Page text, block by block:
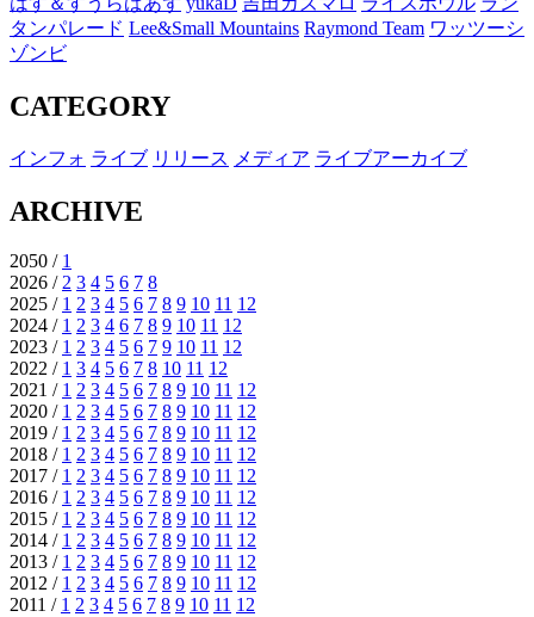
タンパレード Lee&Small Mountains Raymond Team ワッツーシ
ゾンビ
CATEGORY
インフォ ライブ リリース メディア ライブアーカイブ
ARCHIVE
2050 / 1
2026 /2 3 4 5 6 7 8
2025 / 1 2 3 4 5 6 7 8 9 10 11 12
2024 / 1 2 3 4 6 7 8 9 10 11 12
2023 / 1 2 3 4 5 6 7 9 10 11 12
2022 / 1 3 4 5 6 7 8 10 11 12
2021 / 1 2 3 4 5 6 7 8 9 10 11 12
2020 / 1 2 3 4 5 6 7 8 9 10 11 12
2019 / 1 2 3 4 5 6 7 8 9 10 11 12
2018 / 1 2 3 4 5 6 7 8 9 10 11 12
2017 / 1 2 3 4 5 6 7 8 9 10 11 12
2016 / 1 2 3 4 5 6 7 8 9 10 11 12
2015 / 1 2 3 4 5 6 7 8 9 10 11 12
2014 / 1 2 3 4 5 6 7 8 9 10 11 12
2013 / 1 2 3 4 5 6 7 8 9 10 11 12
2012 / 1 2 3 4 5 6 7 8 9 10 11 12
2011 / 1 2 3 4 5 6 7 8 9 10 11 12